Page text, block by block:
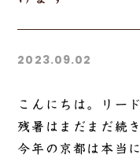
2023.09.02
こんにちは。リー
残暑はまだまだ続
今年の京都は本当